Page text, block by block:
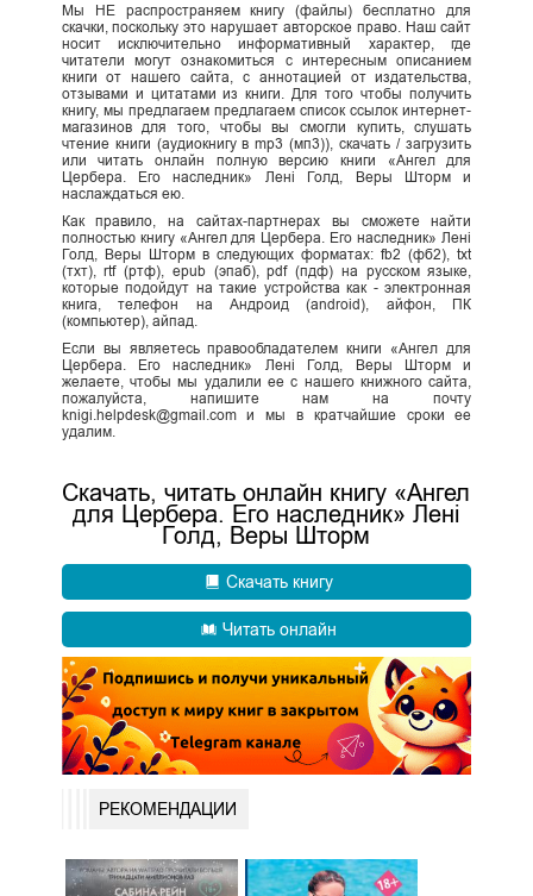
Мы НЕ распространяем книгу (файлы) бесплатно для
скачки, поскольку это нарушает авторское право. Наш сайт
носит исключительно информативный характер, где
читатели могут ознакомиться с интересным описанием
книги от нашего сайта, с аннотацией от издательства,
отзывами и цитатами из книги. Для того чтобы получить
книгу, мы предлагаем предлагаем список ссылок интернет-
магазинов для того, чтобы вы смогли купить, слушать
чтение книги (аудиокнигу в mp3 (мп3)), скачать / загрузить
или читать онлайн полную версию книги «Ангел для
Цербера. Его наследник» Лені Голд, Веры Шторм и
наслаждаться ею.
Как правило, на сайтах-партнерах вы сможете найти
полностью книгу «Ангел для Цербера. Его наследник» Лені
Голд, Веры Шторм в следующих форматах: fb2 (фб2), txt
(тхт), rtf (ртф), epub (эпаб), pdf (пдф) на русском языке,
которые подойдут на такие устройства как - электронная
книга, телефон на Андроид (android), айфон, ПК
(компьютер), айпад.
Если вы являетесь правообладателем книги «Ангел для
Цербера. Его наследник» Лені Голд, Веры Шторм и
желаете, чтобы мы удалили ее с нашего книжного сайта,
пожалуйста, напишите нам на почту
knigi.helpdesk@gmail.com и мы в кратчайшие сроки ее
удалим.
Скачать, читать онлайн книгу «Ангел
для Цербера. Его наследник» Лені
Голд, Веры Шторм
Скачать книгу
Читать онлайн
РЕКОМЕНДАЦИИ